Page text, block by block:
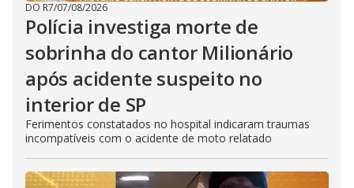
DO R7/07/08/2026
Polícia investiga morte de
sobrinha do cantor Milionário
após acidente suspeito no
interior de SP
Ferimentos constatados no hospital indicaram traumas
incompatíveis com o acidente de moto relatado